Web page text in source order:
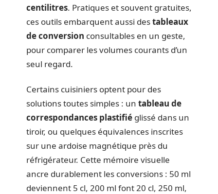
centilitres. Pratiques et souvent gratuites,
ces outils embarquent aussi destableaux
de conversion consultables en un geste,
pour comparer les volumes courants d’un
seul regard.
Certains cuisiniers optent pour des
solutions toutes simples : un tableau de
correspondances plastifié glissé dans un
tiroir, ou quelques équivalences inscrites
sur une ardoise magnétique près du
réfrigérateur. Cette mémoire visuelle
ancre durablement les conversions : 50 ml
deviennent 5 cl, 200 ml font 20 cl, 250 ml,